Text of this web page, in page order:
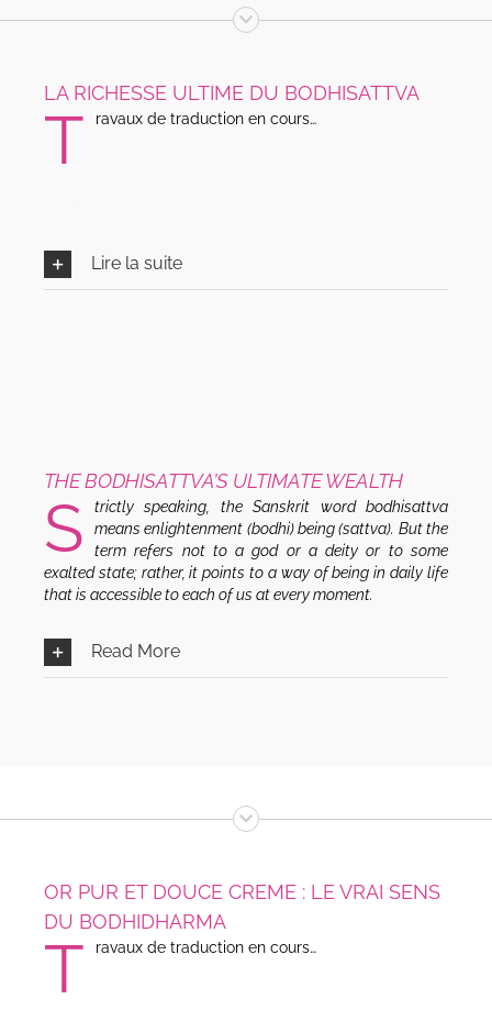
LA RICHESSE ULTIME DU BODHISATTVA
T ravaux de traduction en cours…
Lire la suite
THE BODHISATTVA’S ULTIMATE WEALTH
S
trictly speaking, the Sanskrit word bodhisattva
means enlightenment (bodhi) being (sattva). But the
term refers not to a god or a deity or to some
exalted state; rather, it points to a way of being in daily life
that is accessible to each of us at every moment.
Read More
OR PUR ET DOUCE CREME : LE VRAI SENS
DU BODHIDHARMA
T ravaux de traduction en cours…